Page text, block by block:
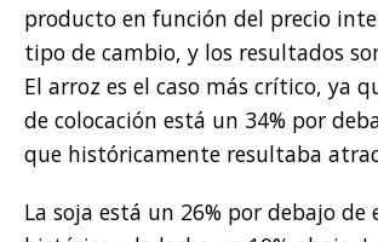
producto en función del precio
tipo de cambio, y los resultados
El arroz es el caso más crítico, ya
de colocación está un 34% por
que históricamente resultaba
La soja está un 26% por debajo de